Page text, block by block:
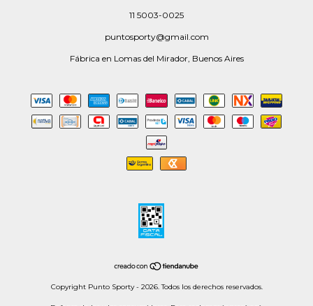
11 5003-0025
puntosporty@gmail.com
Fábrica en Lomas del Mirador, Buenos Aires
Copyright Punto Sporty - 2026. Todos los derechos reservados.